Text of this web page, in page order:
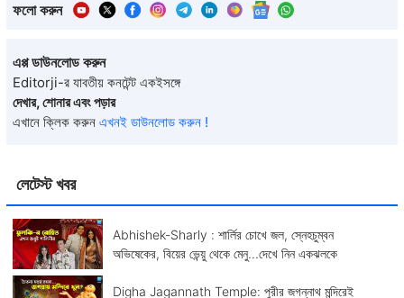
লেটেস্ট খবর
Abhishek-Sharly : শার্লির চোখে জল, স্নেহচুম্বন
অভিষেকের, বিয়ের ভেন্য়ু থেকে মেনু...দেখে নিন একঝলকে
Digha Jagannath Temple: পুরীর জগন্নাথ মন্দিরেই
ফলো করুন
এপ্প ডাউনলোড করুন
Editorji-র যাবতীয় কনটেন্ট একইসঙ্গে
দেখার, শোনার এবং পড়ার
এখানে ক্লিক করুন এখনই ডাউনলোড করুন !